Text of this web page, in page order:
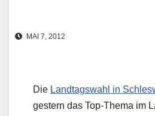
MAI 7, 2012
Die Landtagswahl in
gestern das Top-Thema im